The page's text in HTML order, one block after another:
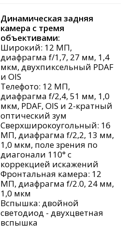
Динамическая задняя
камера с тремя
объективами:
Широкий: 12 МП,
диафрагма f/1,7, 27 мм, 1,4
мкм, двухпиксельный PDAF
и OIS
Телефото: 12 МП,
диафрагма f/2,4, 51 мм, 1,0
мкм, PDAF, OIS и 2-кратный
оптический зум
Сверхширокоугольный: 16
МП, диафрагма f/2,2, 13 мм,
1,0 мкм, поле зрения по
диагонали 110° с
коррекцией искажений
Фронтальная камера: 12
МП, диафрагма f/2.0, 24 мм,
1,0 мкм
Вспышка: двойной
светодиод - двухцветная
вспышка